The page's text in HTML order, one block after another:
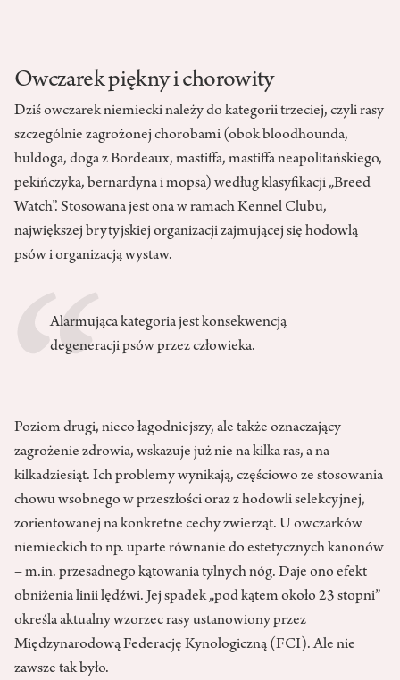
Owczarek piękny i chorowity
Dziś owczarek niemiecki należy do kategorii trzeciej, czyli rasy
szczególnie zagrożonej chorobami (obok bloodhounda,
buldoga, doga z Bordeaux, mastiffa, mastiffa neapolitańskiego,
pekińczyka, bernardyna i mopsa) według klasyfikacji „Breed
Watch”. Stosowana jest ona w ramach Kennel Clubu,
największej brytyjskiej organizacji zajmującej się hodowlą
psów i organizacją wystaw.
Alarmująca kategoria jest konsekwencją
degeneracji psów przez człowieka.
Poziom drugi, nieco łagodniejszy, ale także oznaczający
zagrożenie zdrowia, wskazuje już nie na kilka ras, a na
kilkadziesiąt. Ich problemy wynikają, częściowo ze stosowania
chowu wsobnego w przeszłości oraz z hodowli selekcyjnej,
zorientowanej na konkretne cechy zwierząt. U owczarków
niemieckich to np. uparte równanie do estetycznych kanonów
– m.in. przesadnego kątowania tylnych nóg. Daje ono efekt
obniżenia linii lędźwi. Jej spadek „pod kątem około 23 stopni”
określa aktualny wzorzec rasy ustanowiony przez
Międzynarodową Federację Kynologiczną (FCI). Ale nie
zawsze tak było.